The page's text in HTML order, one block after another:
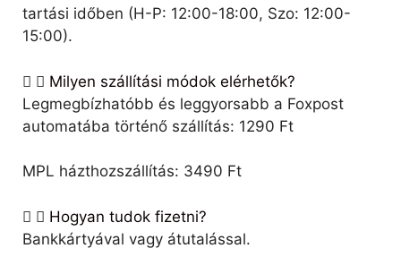
tartási időben (H-P: 12:00-18:00, Szo: 12:00-
15:00).
Milyen szállítási módok elérhetők?
Legmegbízhatóbb és leggyorsabb a Foxpost
automatába történő szállítás: 1290 Ft
MPL házthozszállítás: 3490 Ft
Hogyan tudok fizetni?
Bankkártyával vagy átutalással.